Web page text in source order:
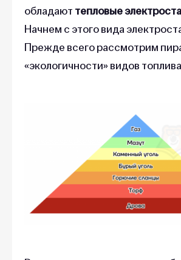
обладают тепловые
Начнем с этого вида
Прежде всего рассмотрим
«экологичности» видов